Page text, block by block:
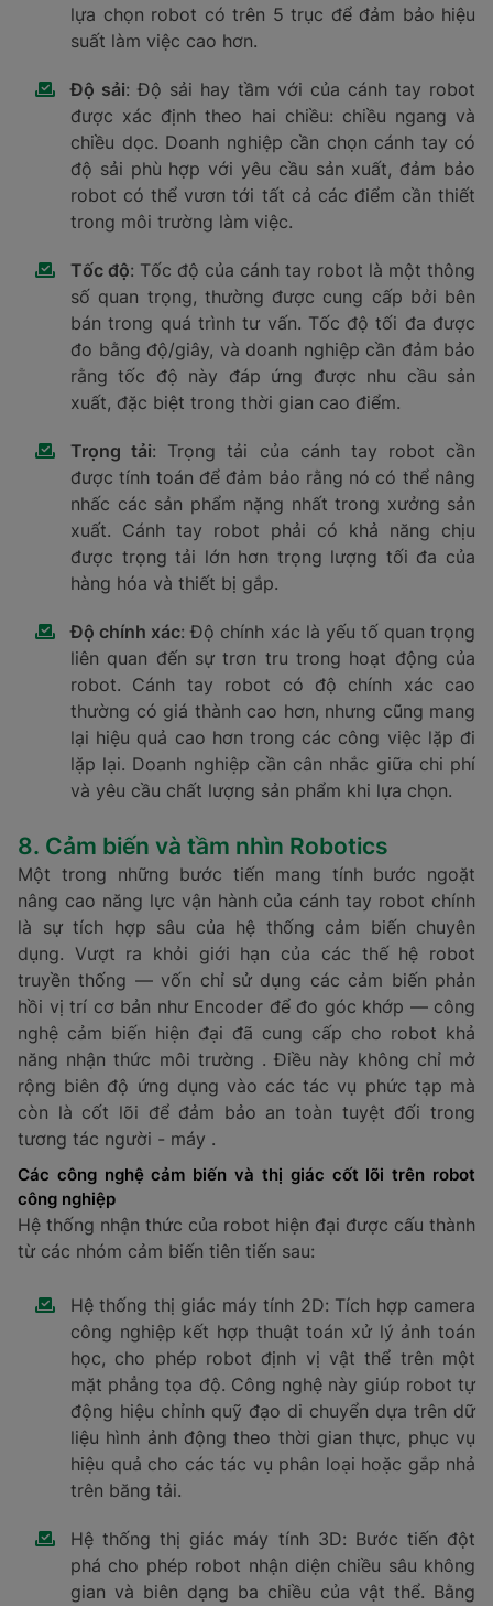
lựa chọn robot có trên 5 trục để đảm bảo hiệu
suất làm việc cao hơn.
Độ sải: Độ sải hay tầm với của cánh tay robot
được xác định theo hai chiều: chiều ngang và
chiều dọc. Doanh nghiệp cần chọn cánh tay có
độ sải phù hợp với yêu cầu sản xuất, đảm bảo
robot có thể vươn tới tất cả các điểm cần thiết
trong môi trường làm việc.
Tốc độ: Tốc độ của cánh tay robot là một thông
số quan trọng, thường được cung cấp bởi bên
bán trong quá trình tư vấn. Tốc độ tối đa được
đo bằng độ/giây, và doanh nghiệp cần đảm bảo
rằng tốc độ này đáp ứng được nhu cầu sản
xuất, đặc biệt trong thời gian cao điểm.
Trọng tải: Trọng tải của cánh tay robot cần
được tính toán để đảm bảo rằng nó có thể nâng
nhấc các sản phẩm nặng nhất trong xưởng sản
xuất. Cánh tay robot phải có khả năng chịu
được trọng tải lớn hơn trọng lượng tối đa của
hàng hóa và thiết bị gắp.
Độ chính xác: Độ chính xác là yếu tố quan trọng
liên quan đến sự trơn tru trong hoạt động của
robot. Cánh tay robot có độ chính xác cao
thường có giá thành cao hơn, nhưng cũng mang
lại hiệu quả cao hơn trong các công việc lặp đi
lặp lại. Doanh nghiệp cần cân nhắc giữa chi phí
và yêu cầu chất lượng sản phẩm khi lựa chọn.
8. Cảm biến và tầm nhìn Robotics
Một trong những bước tiến mang tính bước ngoặt
nâng cao năng lực vận hành của cánh tay robot chính
là sự tích hợp sâu của hệ thống cảm biến chuyên
dụng. Vượt ra khỏi giới hạn của các thế hệ robot
truyền thống — vốn chỉ sử dụng các cảm biến phản
hồi vị trí cơ bản như Encoder để đo góc khớp — công
nghệ cảm biến hiện đại đã cung cấp cho robot khả
năng nhận thức môi trường . Điều này không chỉ mở
rộng biên độ ứng dụng vào các tác vụ phức tạp mà
còn là cốt lõi để đảm bảo an toàn tuyệt đối trong
tương tác người - máy .
Các công nghệ cảm biến và thị giác cốt lõi trên robot
công nghiệp
Hệ thống nhận thức của robot hiện đại được cấu thành
từ các nhóm cảm biến tiên tiến sau:
Hệ thống thị giác máy tính 2D: Tích hợp camera
công nghiệp kết hợp thuật toán xử lý ảnh toán
học, cho phép robot định vị vật thể trên một
mặt phẳng tọa độ. Công nghệ này giúp robot tự
động hiệu chỉnh quỹ đạo di chuyển dựa trên dữ
liệu hình ảnh động theo thời gian thực, phục vụ
hiệu quả cho các tác vụ phân loại hoặc gắp nhả
trên băng tải.
Hệ thống thị giác máy tính 3D: Bước tiến đột
phá cho phép robot nhận diện chiều sâu không
gian và biên dạng ba chiều của vật thể. Bằng